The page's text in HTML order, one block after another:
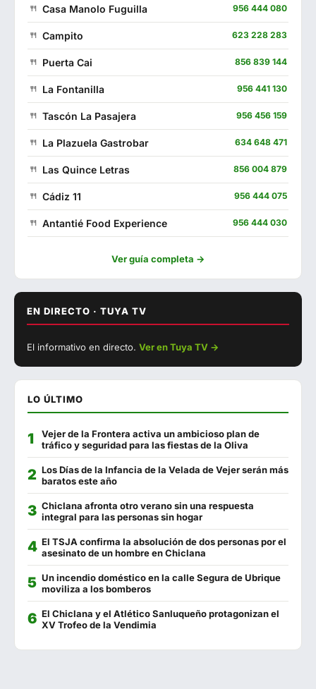
Casa Manolo Fuguilla 956 444 080
Campito 623 228 283
Puerta Cai 856 839 144
La Fontanilla 956 441 130
Tascón La Pasajera 956 456 159
La Plazuela Gastrobar 634 648 471
Las Quince Letras 856 004 879
Cádiz 11 956 444 075
Antantié Food Experience 956 444 030
Francisco Fontanilla 956 440 802
Restaurante Playa 956 440 197
Feduchy 956 440 992
El Pasaje 956 440 098
La Almazara 670 018 251
Camping Faro 956 444 096
El Sopa
Catalina 744 743 863
Venta Pericón
El Andaluz
La Chanca
Kanaia 693 908 991
Ver guía completa →
EN DIRECTO · TUYA TV
EN DIRECTO
El informativo en directo. Ver en Tuya TV →
LO ÚLTIMO
Vejer de la Frontera activa un ambicioso plan de
tráfico y seguridad para las fiestas de la Oliva
Los Días de la Infancia de la Velada de Vejer serán más
baratos este año
Chiclana afronta otro verano sin una respuesta
integral para las personas sin hogar
El TSJA confirma la absolución de dos personas por el
asesinato de un hombre en Chiclana
Un incendio doméstico en la calle Segura de Ubrique
moviliza a los bomberos
El Chiclana y el Atlético Sanluqueño protagonizan el
XV Trofeo de la Vendimia